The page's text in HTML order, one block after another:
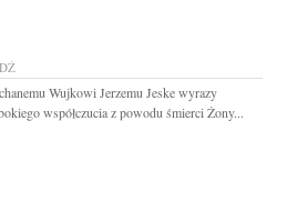
Wujkowi Jerzemu Jeske wyrazy
współczucia z powodu śmierci Żony...